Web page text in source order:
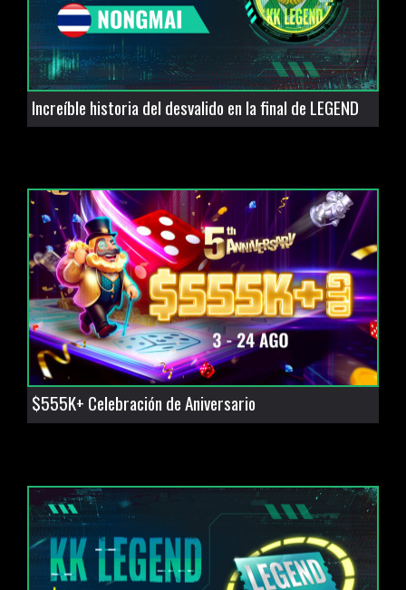
Increíble historia del desvalido en la final de LEGEND
$555K+ Celebración de Aniversario